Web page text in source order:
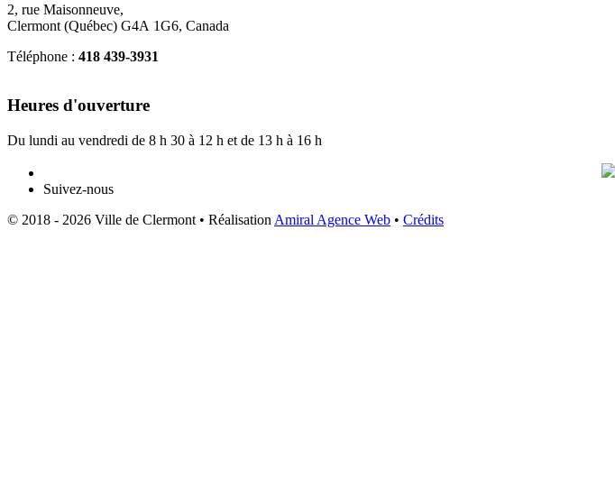
2, rue Maisonneuve,
Clermont (Québec) G4A 1G6, Canada
Téléphone : 418 439-3931
Heures d'ouverture
Du lundi au vendredi de 8 h 30 à 12 h et de 13 h à 16 h
Suivez-nous
© 2018 - 2026 Ville de Clermont • Réalisation Amiral Agence Web • Crédits